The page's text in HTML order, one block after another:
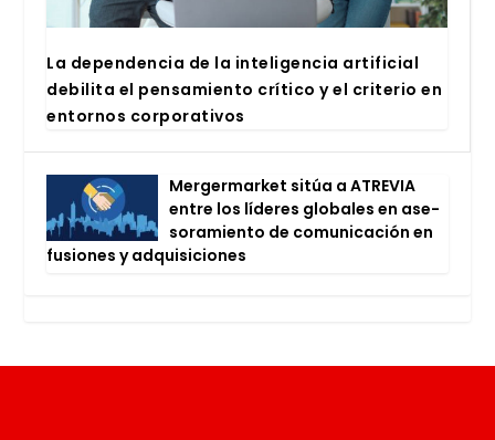
La depen­den­cia de la inte­li­gen­cia arti­fi­cial
debi­li­ta el pen­sa­mien­to crí­ti­co y el cri­te­rio en
entor­nos cor­po­ra­ti­vos
Mer­ger­mar­ket sitúa a ATRE­VIA
entre los líde­res glo­ba­les en ase­
so­ra­mien­to de comu­ni­ca­ción en
fusio­nes y adqui­si­cio­nes